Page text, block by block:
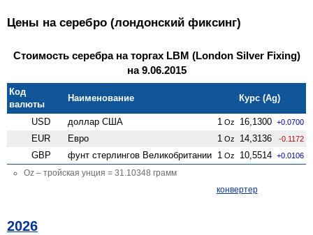
Цены на серебро (лондонский фиксинг)
Стоимость серебра на торгах LBM (London Silver Fixing)
на 9.06.2015
Код
валюты
Наименование Курс (Ag)
USD доллар США 1 Oz 16,1300 +0.0700
EUR Евро 1 Oz 14,3136 -0.1172
GBP фунт стерлингов Велико­британии 1 Oz 10,5514 +0.0106
Oz – тройская унция = 31.10348 грамм
конвертер
2026